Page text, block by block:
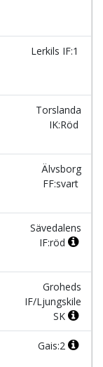
Lerkils IF:1
Torslanda
IK:Röd
Älvsborg
FF:svart
Sävedalens
IF:röd
Groheds
IF/Ljungskile
SK
Gais:2